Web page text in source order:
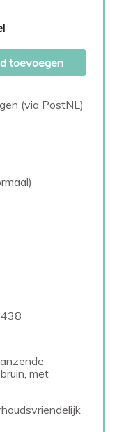
toevoegen
(via PostNL)
met